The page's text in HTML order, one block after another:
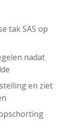
tak SAS op
nadat
en ziet